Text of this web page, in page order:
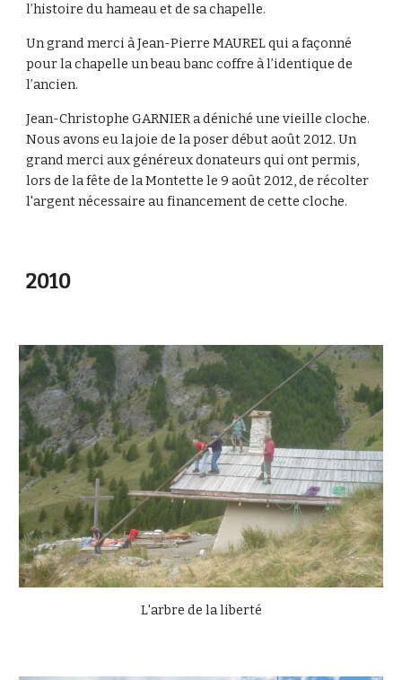
l’histoire du hameau et de sa chapelle.
Un grand merci à Jean-Pierre MAUREL qui a façonné
pour la chapelle un beau banc coffre à l’identique de
l’ancien.
Jean-Christophe GARNIER a déniché une vieille cloche.
Nous avons eu la joie de la poser début août 2012. Un
grand merci aux généreux donateurs qui ont permis,
lors de la fête de la Montette le 9 août 2012, de récolter
l'argent nécessaire au financement de cette cloche.
2010
L'arbre de la liberté